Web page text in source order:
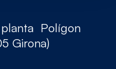
planta Polígon
Girona)